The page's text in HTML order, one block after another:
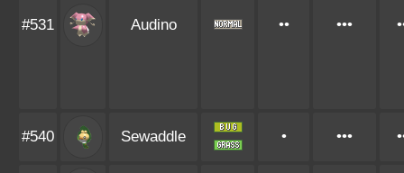
#531 Audino •• •••
#540 Sewaddle • •••